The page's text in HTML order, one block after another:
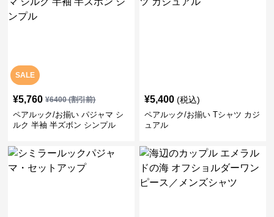
SALE
¥5,760 ¥6400(割引前)
ペアルック/お揃い パジャマ シ
ルク 半袖 半ズボン シンプル
¥5,400 (税込)
ペアルック/お揃い Tシャツ カジ
ュアル